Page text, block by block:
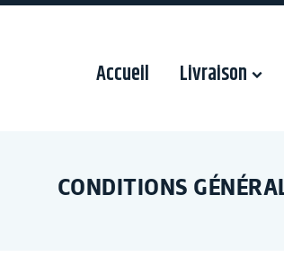
Accueil Livraison
CONDITIONS